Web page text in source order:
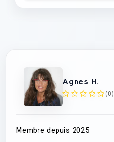
Agnes H.
(0)
Membre depuis 2025